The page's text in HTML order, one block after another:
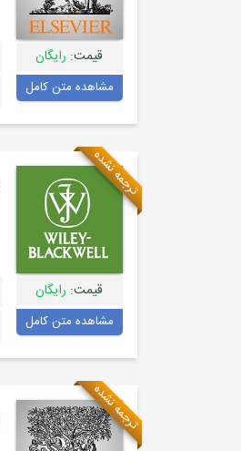
قیمت: رایگان
مشاهده متن کامل
ترجمه نشده
قیمت: رایگان
مشاهده متن کامل
ترجمه نشده